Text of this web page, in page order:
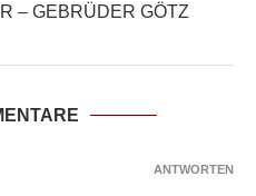
– GEBRÜDER GÖTZ
ANTWORTEN